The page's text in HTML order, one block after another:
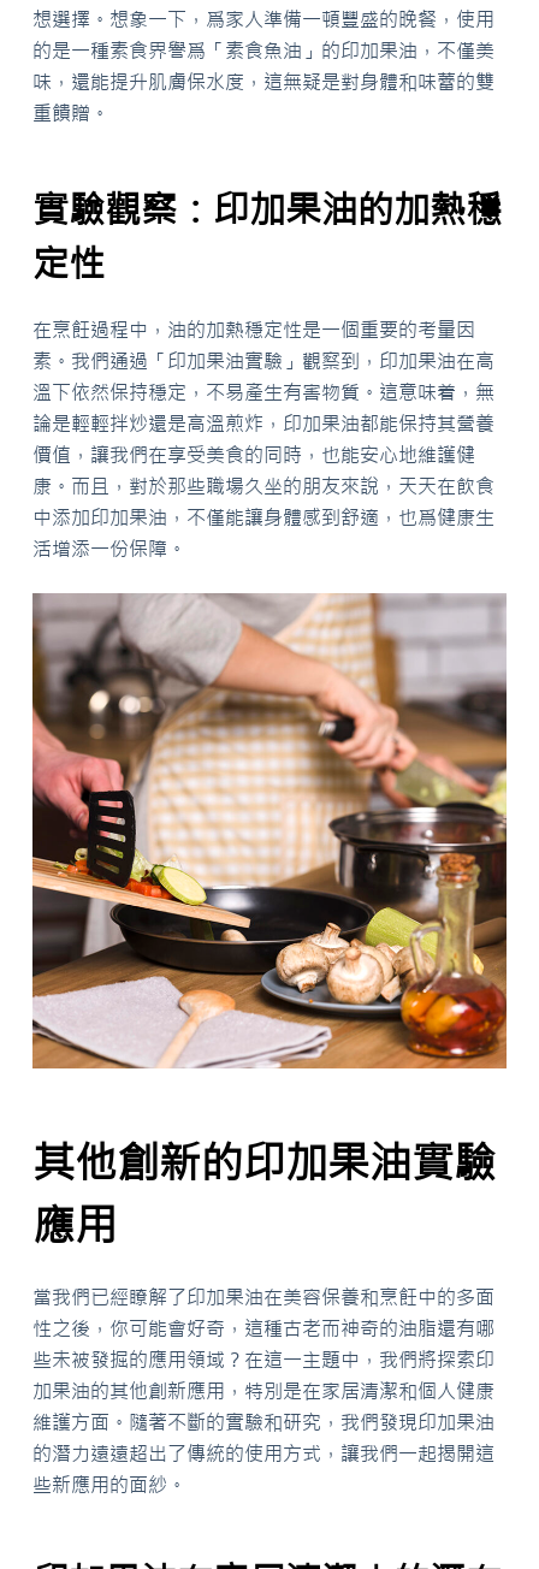
想選擇。想象一下，爲家人準備一頓豐盛的晚餐，使用
的是一種素食界譽爲「素食魚油」的印加果油，不僅美
味，還能提升肌膚保水度，這無疑是對身體和味蕾的雙
重饋贈。
實驗觀察：印加果油的加熱穩
定性
在烹飪過程中，油的加熱穩定性是一個重要的考量因
素。我們通過「印加果油實驗」觀察到，印加果油在高
溫下依然保持穩定，不易產生有害物質。這意味着，無
論是輕輕拌炒還是高溫煎炸，印加果油都能保持其營養
價值，讓我們在享受美食的同時，也能安心地維護健
康。而且，對於那些職場久坐的朋友來說，天天在飲食
中添加印加果油，不僅能讓身體感到舒適，也爲健康生
活增添一份保障。
其他創新的印加果油實驗
應用
當我們已經瞭解了印加果油在美容保養和烹飪中的多面
性之後，你可能會好奇，這種古老而神奇的油脂還有哪
些未被發掘的應用領域？在這一主題中，我們將探索印
加果油的其他創新應用，特別是在家居清潔和個人健康
維護方面。隨著不斷的實驗和研究，我們發現印加果油
的潛力遠遠超出了傳統的使用方式，讓我們一起揭開這
些新應用的面紗。